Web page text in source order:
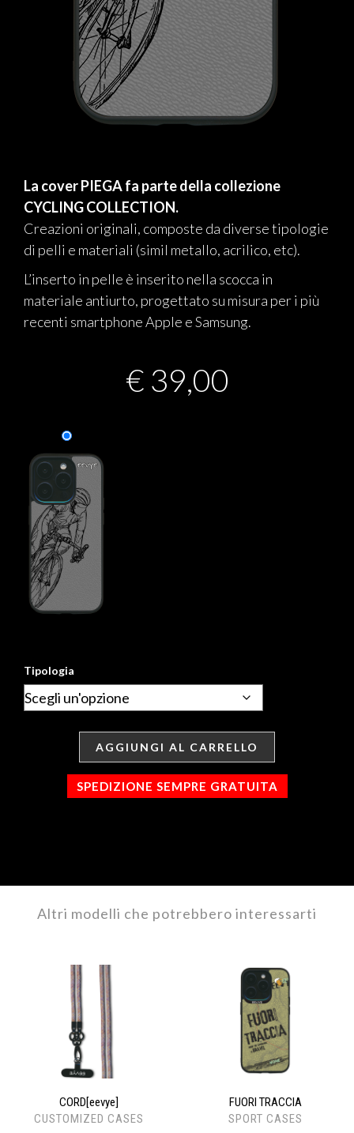
La cover PIEGA fa parte della collezione
CYCLING COLLECTION.
Creazioni originali, composte da diverse tipologie
di pelli e materiali (simil metallo, acrilico, etc).
L’inserto in pelle è inserito nella scocca in
materiale antiurto, progettato su misura per i più
recenti smartphone Apple e Samsung.
€39,00
Tipologia
AGGIUNGI AL CARRELLO
SPEDIZIONE SEMPRE GRATUITA
Altri modelli che potrebbero interessarti
CORD[eevye]
CUSTOMIZED CASES
FUORI TRACCIA
SPORT CASES